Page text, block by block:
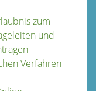
zum
und
Verfahren